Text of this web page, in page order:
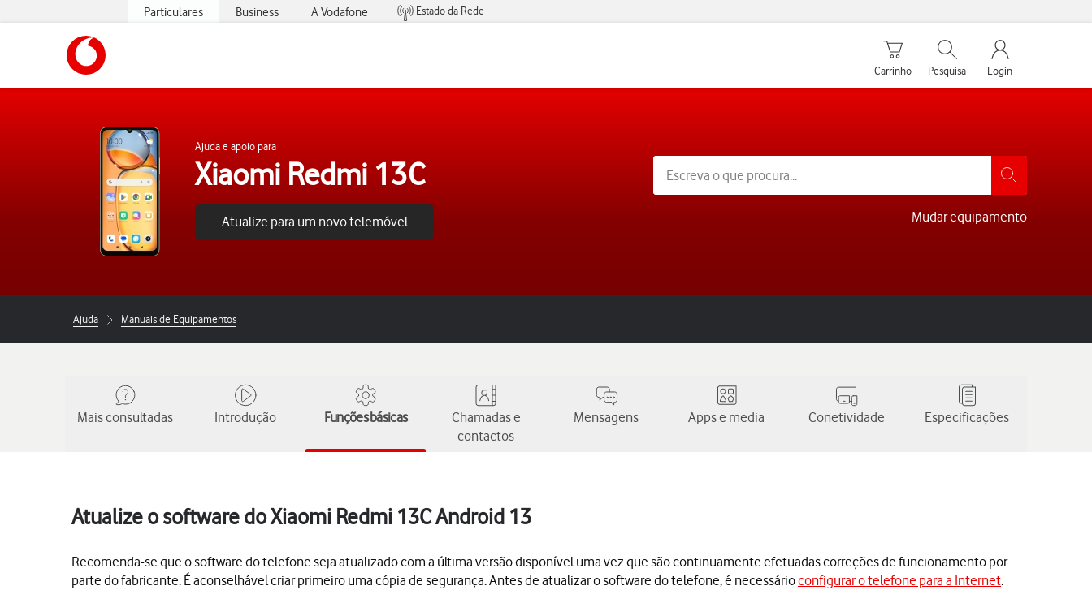
Particulares Business A Vodafone
Estado da Rede
Carrinho de compras
Carrinho
Pesquisar
Pesquisa
My Vodafone
Login
Ajuda e apoio para
Xiaomi Redmi 13C
Atualize para um novo telemóvel Mudar equipamento
Ajuda Manuais de Equipamentos
Mais consultadas Introdução Funções básicas
Chamadas e
contactos
Mensagens Apps e media Conetividade Especificações
Atualize o software do Xiaomi Redmi 13C Android 13
Recomenda-se que o software do telefone seja atualizado com a última versão disponível uma vez que são continuamente efetuadas correções de funcionamento por
parte do fabricante. É aconselhável criar primeiro uma cópia de segurança. Antes de atualizar o software do telefone, é necessárioconfigurar o telefone para a Internet.